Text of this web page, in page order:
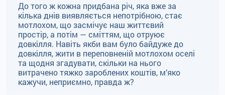
До того ж кожна придбана річ, яка вже за
кілька днів виявляється непотрібною, стає
мотлохом, що засмічує наш життєвий
простір, а потім — сміттям, що отруює
довкілля. Навіть якби вам було байдуже до
довкілля, жити в переповненій мотлохом оселі
та щодня згадувати, скільки на нього
витрачено тяжко зароблених коштів, м’яко
кажучи, неприємно, правда ж?